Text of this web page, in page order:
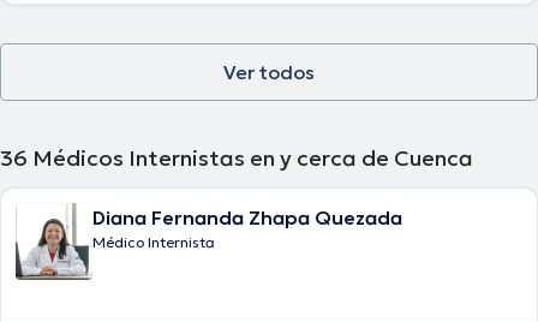
Ver todos
36 Médicos Internistas en y cerca de Cuenca
Diana Fernanda Zhapa Quezada
Médico Internista